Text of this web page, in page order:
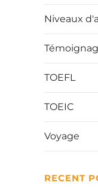
Niveaux
TOEFL
TOEIC
Voyage
RECENT